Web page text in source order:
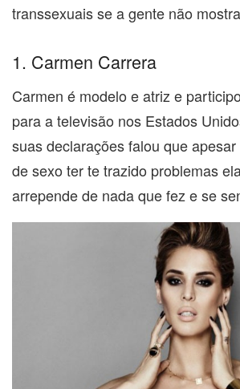
transsexuais se a gente não
1. Carmen Carrera
Carmen é modelo e atriz e
para a televisão nos Estados
suas declarações falou que
de sexo ter te trazido problemas
arrepende de nada que fez e se